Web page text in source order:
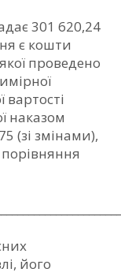
301 620,24
є кошти
проведено
наказом
(зі змінами),
його